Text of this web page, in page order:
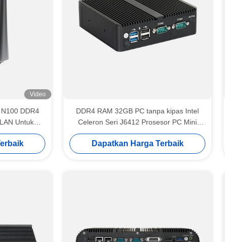
Video
DDR4
Untuk
DDR4 RAM 32GB PC tanpa kipas Intel
Celeron Seri J6412 Prosesor PC Mini
Industri
Dapatkan Harga Terbaik